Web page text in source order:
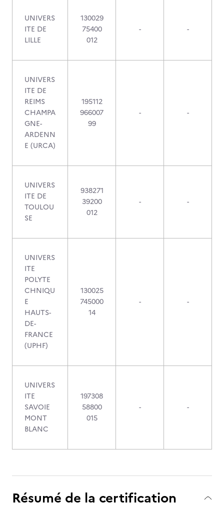
UNIVERS
ITE DE
LILLE
130029
75400
012
- -
UNIVERS
ITE DE
REIMS
CHAMPA
GNE-
ARDENN
E (URCA)
195112
966007
99
- -
UNIVERS
ITE DE
TOULOU
SE
938271
39200
012
- -
UNIVERS
ITE
POLYTE
CHNIQU
E
HAUTS-
DE-
FRANCE
(UPHF)
130025
745000
14
- -
UNIVERS
ITE
SAVOIE
MONT
BLANC
197308
58800
015
- -
Résumé de la certification